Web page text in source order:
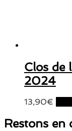
Clos de
2024
13,90€
Restons en